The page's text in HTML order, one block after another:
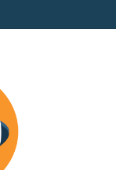
de las Flores